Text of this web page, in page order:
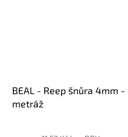
BEAL - Reep šnůra 4mm -
metráž